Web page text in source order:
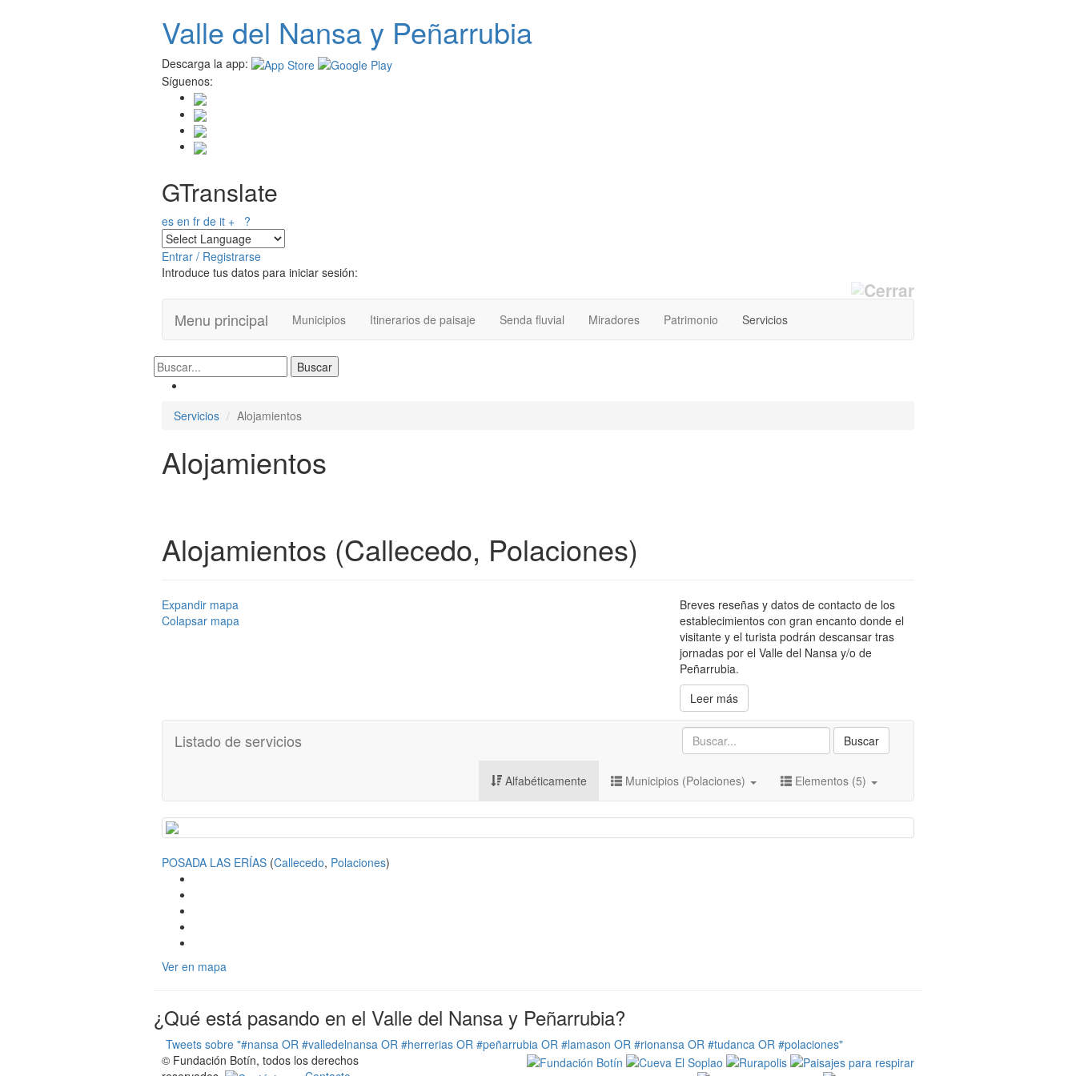
Valle del Nansay Peñarrubia
Descarga la app:
Síguenos:
GTranslate
es en fr de it + ?
Entrar / Registrarse
Introduce tus datos para iniciar sesión:
Menu principal Municipios Itinerarios de paisaje Senda fluvial Miradores Patrimonio Servicios
Servicios Alojamientos
Alojamientos
Alojamientos (Callecedo, Polaciones)
Expandir mapa
Colapsar mapa
Breves reseñas y datos de contacto de los
establecimientos con gran encanto donde el
visitante y el turista podrán descansar tras
jornadas por el Valle del Nansa y/o de
Peñarrubia.
Leer más
Listado de servicios Buscar
Alfabéticamente Municipios (Polaciones) Elementos (5)
POSADA LAS ERÍAS (Callecedo, Polaciones)
Ver en mapa
¿Qué está pasando en el Valle del Nansa y Peñarrubia?
Tweets sobre "#nansa OR #valledelnansa OR #herrerias OR #peñarrubia OR #lamason OR #rionansa OR #tudanca OR #polaciones"
© Fundación Botín, todos los derechos